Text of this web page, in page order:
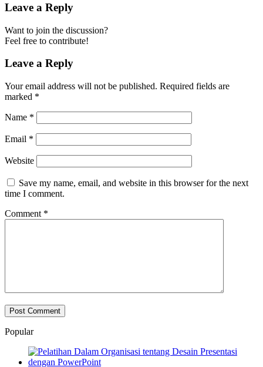
Leave a Reply
Want to join the discussion?
Feel free to contribute!
Leave a Reply
Your email address will not be published. Required fields are
marked *
Name *
Email *
Website
Save my name, email, and website in this browser for the next
time I comment.
Comment *
Popular